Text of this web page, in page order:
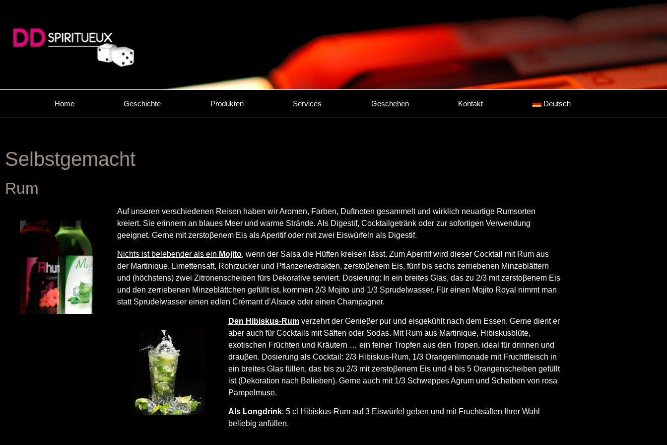
Home Geschichte Produkten Services Geschehen Kontakt Deutsch
Selbstgemacht
Rum
Auf unseren verschiedenen Reisen haben wir Aromen, Farben, Duftnoten gesammelt und wirklich neuartige Rumsorten
kreiert. Sie erinnern an blaues Meer und warme Strände. Als Digestif, Cocktailgetränk oder zur sofortigen Verwendung
geeignet. Gerne mit zerstoβenem Eis als Aperitif oder mit zwei Eiswürfeln als Digestif.
Nichts ist belebender als ein Mojito, wenn der Salsa die Hüften kreisen lässt. Zum Aperitif wird dieser Cocktail mit Rum aus
der Martinique, Limettensaft, Rohrzucker und Pflanzenextrakten, zerstoβenem Eis, fünf bis sechs zerriebenen Minzeblättern
und (höchstens) zwei Zitronenscheiben fürs Dekorative serviert. Dosierung: In ein breites Glas, das zu 2/3 mit zerstoβenem Eis
und den zerriebenen Minzeblättchen gefüllt ist, kommen 2/3 Mojito und 1/3 Sprudelwasser. Für einen Mojito Royal nimmt man
statt Sprudelwasser einen edlen Crémant d’Alsace oder einen Champagner.
Den Hibiskus-Rum verzehrt der Genieβer pur und eisgekühlt nach dem Essen. Gerne dient er
aber auch für Cocktails mit Säften oder Sodas. Mit Rum aus Martinique, Hibiskusblüte,
exotischen Früchten und Kräutern … ein feiner Tropfen aus den Tropen, ideal für drinnen und
drauβen. Dosierung als Cocktail: 2/3 Hibiskus-Rum, 1/3 Orangenlimonade mit Fruchtfleisch in
ein breites Glas füllen, das bis zu 2/3 mit zerstoβenem Eis und 4 bis 5 Orangenscheiben gefüllt
ist (Dekoration nach Belieben). Gerne auch mit 1/3 Schweppes Agrum und Scheiben von rosa
Pampelmuse.
Als Longdrink: 5 cl Hibiskus-Rum auf 3 Eiswürfel geben und mit Fruchtsäften Ihrer Wahl
beliebig anfüllen.